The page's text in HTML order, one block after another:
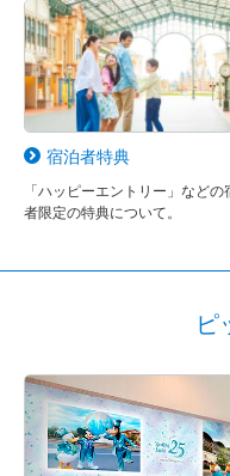
宿泊者特典
「ハッピーエントリー」などの
者限定の特典について。
ピ